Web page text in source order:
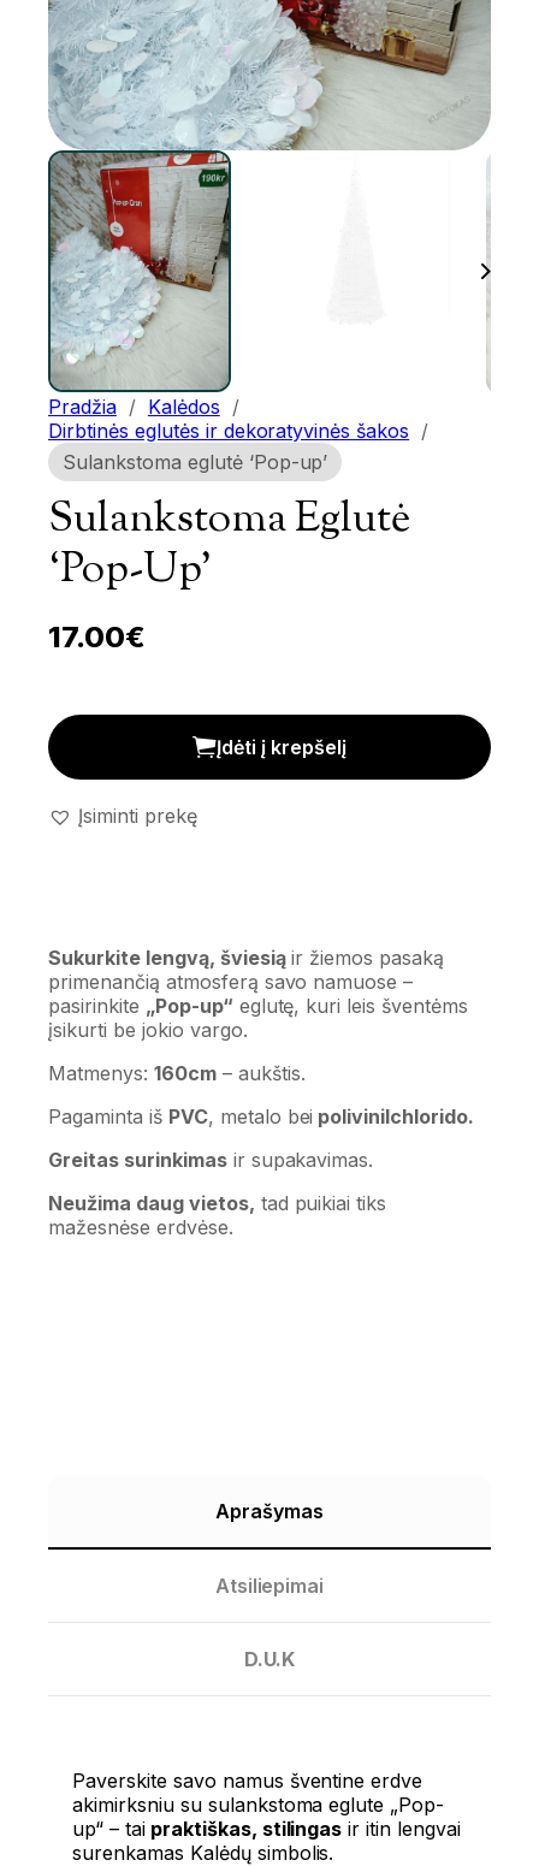
Pradžia / Kalėdos /
Dirbtinės eglutės ir dekoratyvinės šakos /
Sulankstoma eglutė ‘Pop-up’
Sulankstoma Eglutė
‘Pop-Up’
17.00€
Sulankstoma eglutė 'Pop-up' kiekis
Įdėti į krepšelį
Įsiminti prekę
Sukurkite lengvą, šviesiąir žiemos pasaką
primenančią atmosferą savo namuose –
pasirinkite „Pop-up“ eglutę, kuri leis šventėms
įsikurti be jokio vargo.
Matmenys: 160cm– aukštis.
Pagaminta iš PVC, metalo bei polivinilchlorido.
Greitas surinkimasir supakavimas.
Neužima daug vietos, tad puikiai tiks
mažesnėse erdvėse.
Aprašymas
Atsiliepimai
D.U.K
Paverskite savo namus šventine erdve
akimirksniu su sulankstoma eglute „Pop-
up“ – taipraktiškas, stilingas ir itin lengvai
surenkamas Kalėdų simbolis.